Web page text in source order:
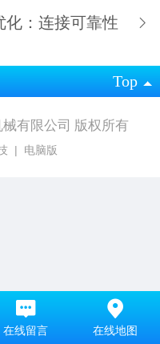
化：连接可靠性
Top
有限公司 版权所有
| 电脑版
在线留言 在线地图